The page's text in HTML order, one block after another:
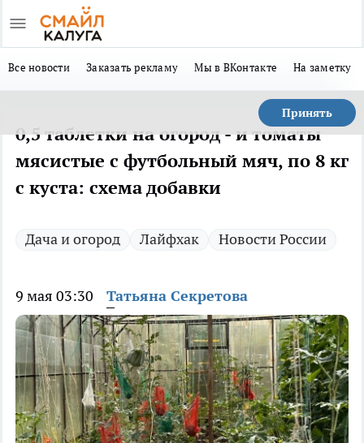
Все новости Заказать рекламу Мы в ВКонтакте На заметку
Принять
0,5 таблетки на огород - и томаты
мясистые с футбольный мяч, по 8 кг
с куста: схема добавки
Дача и огород Лайфхак Новости России
9 мая 03:30 Татьяна Секретова